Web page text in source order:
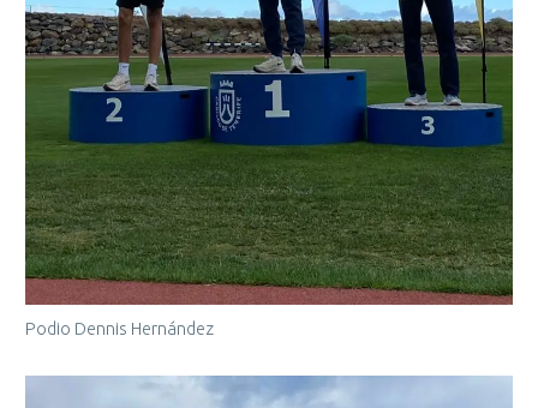
Podio Dennis Hernández